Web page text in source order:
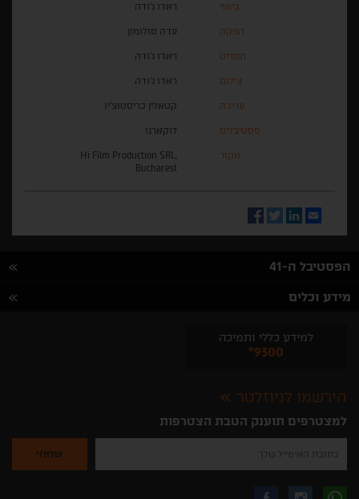
בימוי ראדו ג'ודה
הפקה עדה סולומון
תסריט ראדו ג'ודה
צילום ראדו ג'ודה
עריכה קטאלין כריסטוצ'יו
פסטיבלים לוקארנו
מקור
Hi Film Production SRL,
Bucharest
Email
LinkedIn
Twitter
Facebook
הפסטיבל ה-41
מידע וכלים
למידע כללי ותמיכה
*9300
הירשמו לניוזלטר
למצטרפים תוענק הטבת הצטרפות
להזין